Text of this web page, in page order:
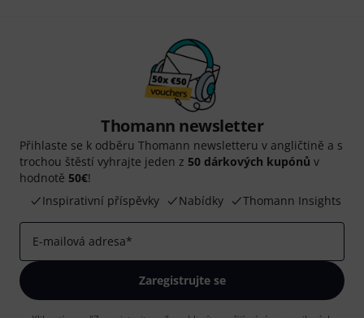
Thomann newsletter
Přihlaste se k odběru Thomann newsletteru v angličtině a s
trochou štěstí vyhrajte jeden z 50 dárkových kupónů v
hodnotě 50€!
Inspirativní příspěvky
Nabídky Thomann Insights
E-mailová adresa*
Zaregistrujte se